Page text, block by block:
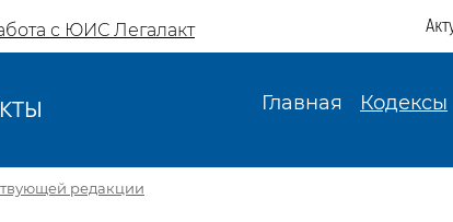
с ЮИС Легалакт
Главная Кодексы
редакции